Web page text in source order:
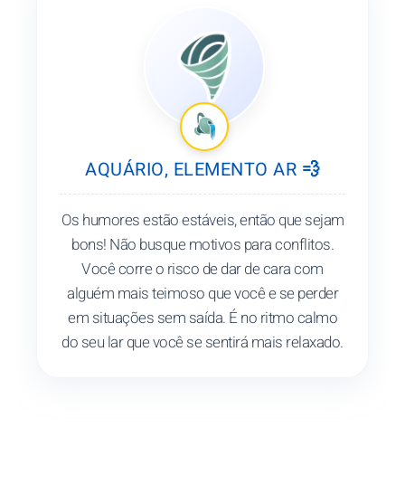
AQUÁRIO, ELEMENTO AR 💨
Os humores estão estáveis, então que sejam
bons! Não busque motivos para conflitos.
Você corre o risco de dar de cara com
alguém mais teimoso que você e se perder
em situações sem saída. É no ritmo calmo
do seu lar que você se sentirá mais relaxado.